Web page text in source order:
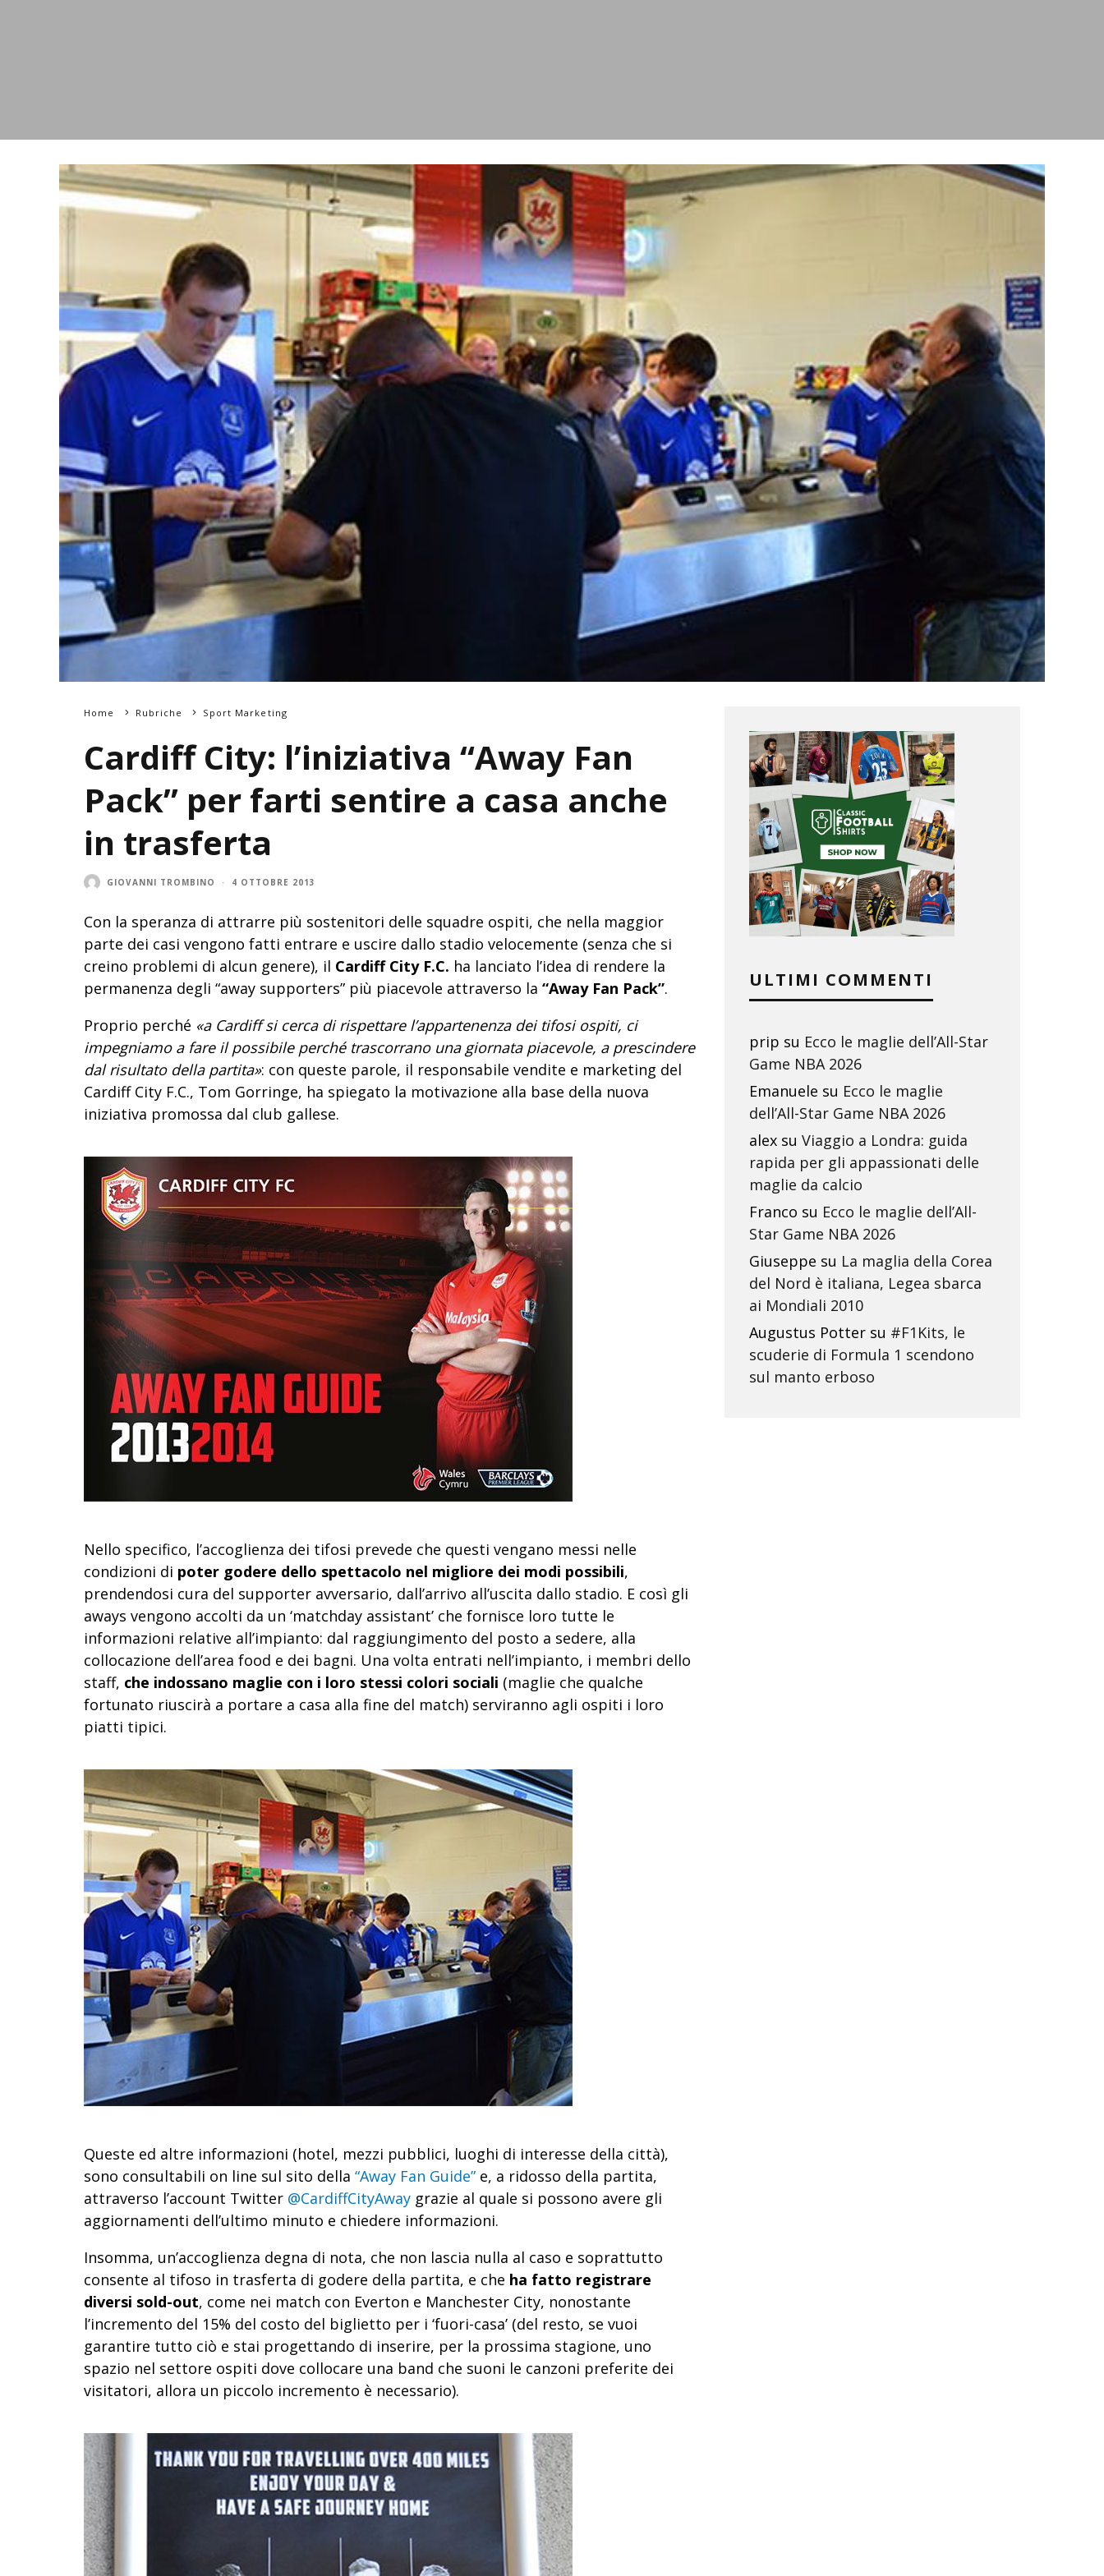
Home Rubriche Sport Marketing
Cardiff City: l’iniziativa “Away Fan
Pack” per farti sentire a casa anche
in trasferta
GIOVANNI TROMBINO · 4 OTTOBRE 2013
Con la speranza di attrarre più sostenitori delle squadre ospiti, che nella maggior
parte dei casi vengono fatti entrare e uscire dallo stadio velocemente (senza che si
creino problemi di alcun genere), il Cardiff City F.C. ha lanciato l’idea di rendere la
permanenza degli “away supporters” più piacevole attraverso la “Away Fan Pack”.
Proprio perché «a Cardiff si cerca di rispettare l’appartenenza dei tifosi ospiti, ci
impegniamo a fare il possibile perché trascorrano una giornata piacevole, a prescindere
dal risultato della partita»: con queste parole, il responsabile vendite e marketing del
Cardiff City F.C., Tom Gorringe, ha spiegato la motivazione alla base della nuova
iniziativa promossa dal club gallese.
Nello specifico, l’accoglienza dei tifosi prevede che questi vengano messi nelle
condizioni di poter godere dello spettacolo nel migliore dei modi possibili,
prendendosi cura del supporter avversario, dall’arrivo all’uscita dallo stadio. E così gli
aways vengono accolti da un ‘matchday assistant’ che fornisce loro tutte le
informazioni relative all’impianto: dal raggiungimento del posto a sedere, alla
collocazione dell’area food e dei bagni. Una volta entrati nell’impianto, i membri dello
staff, che indossano maglie con i loro stessi colori sociali (maglie che qualche
fortunato riuscirà a portare a casa alla fine del match) serviranno agli ospiti i loro
piatti tipici.
Queste ed altre informazioni (hotel, mezzi pubblici, luoghi di interesse della città),
sono consultabili on line sul sito della “Away Fan Guide” e, a ridosso della partita,
attraverso l’account Twitter @CardiffCityAway grazie al quale si possono avere gli
aggiornamenti dell’ultimo minuto e chiedere informazioni.
Insomma, un’accoglienza degna di nota, che non lascia nulla al caso e soprattutto
consente al tifoso in trasferta di godere della partita, e che ha fatto registrare
diversi sold-out, come nei match con Everton e Manchester City, nonostante
l’incremento del 15% del costo del biglietto per i ‘fuori-casa’ (del resto, se vuoi
garantire tutto ciò e stai progettando di inserire, per la prossima stagione, uno
spazio nel settore ospiti dove collocare una band che suoni le canzoni preferite dei
visitatori, allora un piccolo incremento è necessario).
ULTIMI COMMENTI
prip su Ecco le maglie dell’All-Star
Game NBA 2026
Emanuele su Ecco le maglie
dell’All-Star Game NBA 2026
alex su Viaggio a Londra: guida
rapida per gli appassionati delle
maglie da calcio
Franco su Ecco le maglie dell’All-
Star Game NBA 2026
Giuseppe su La maglia della Corea
del Nord è italiana, Legea sbarca
ai Mondiali 2010
Augustus Potter su #F1Kits, le
scuderie di Formula 1 scendono
sul manto erboso